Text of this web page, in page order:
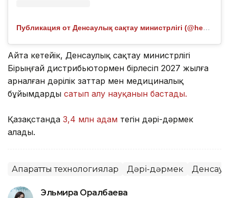
Публикация от Денсаулық сақтау министрлігі (@healthcare.gov.kz)
Айта кетейік, Денсаулық сақтау министрлігі
Бірыңғай дистрибьютормен бірлесіп 2027 жылға
арналған дәрілік заттар мен медициналық
бұйымдарды сатып алу науқанын бастады.
Қазақстанда 3,4 млн адам тегін дәрі-дәрмек
алады.
Ақпараттық технологиялар Дәрі-дәрмек
Эльмира Оралбаева